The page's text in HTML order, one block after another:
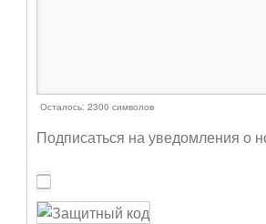
Осталось: 2300 символов
Подписаться на уведомления о